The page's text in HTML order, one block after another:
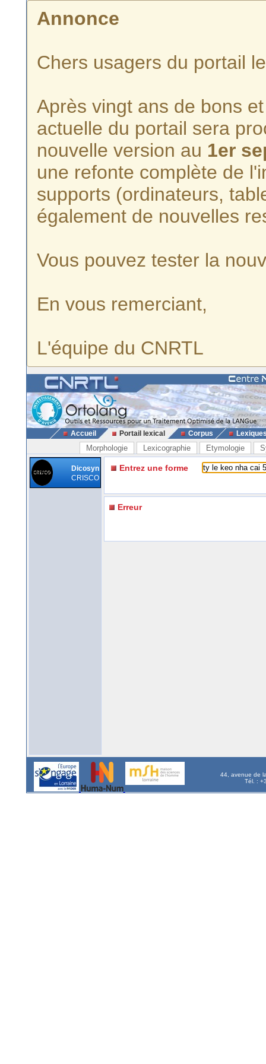
Annonce
Chers usagers du portail
Après vingt ans de bons
actuelle du portail sera
nouvelle version au 1er
une refonte complète de
supports (ordinateurs,
également de nouvelles
Vous pouvez tester la
En vous remerciant,
L'équipe du CNRTL
Accueil Portail lexical Corpus
Morphologie Lexicographie Etymologie
Dicosyn
CRISCO
Entrez une forme
Erreur
44, avenue de
Tél. :